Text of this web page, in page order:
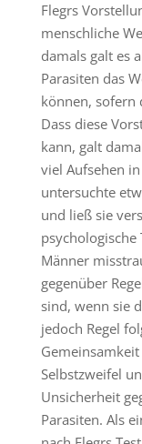
Flegrs
menschliche
damals galt es
Parasiten das
können, sofern
Dass diese
kann, galt
viel Aufsehen
untersuchte
und ließ sie
psychologische
Männer
gegenüber
sind, wenn sie
jedoch Regel
Selbstzweifel
Unsicherheit
Parasiten. Als